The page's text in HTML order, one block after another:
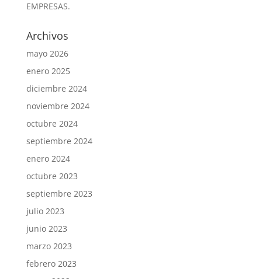
EMPRESAS.
Archivos
mayo 2026
enero 2025
diciembre 2024
noviembre 2024
octubre 2024
septiembre 2024
enero 2024
octubre 2023
septiembre 2023
julio 2023
junio 2023
marzo 2023
febrero 2023